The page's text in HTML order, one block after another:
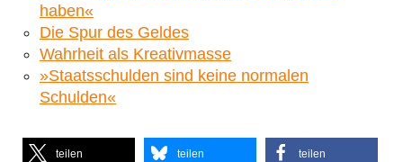
haben«
Die Spur des Geldes
Wahrheit als Kreativmasse
»Staatsschulden sind keine normalen
Schulden«
teilen teilen teilen